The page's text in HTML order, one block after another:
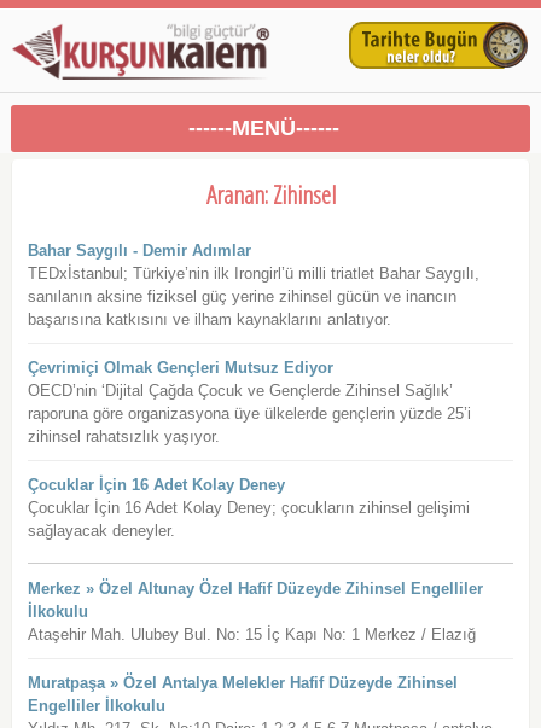
------MENÜ------
Aranan: Zihinsel
Bahar Saygılı - Demir Adımlar
TEDxİstanbul; Türkiye’nin ilk Irongirl’ü milli triatlet Bahar Saygılı,
sanılanın aksine fiziksel güç yerine zihinsel gücün ve inancın
başarısına katkısını ve ilham kaynaklarını anlatıyor.
Çevrimiçi Olmak Gençleri Mutsuz Ediyor
OECD’nin ‘Dijital Çağda Çocuk ve Gençlerde Zihinsel Sağlık’
raporuna göre organizasyona üye ülkelerde gençlerin yüzde 25’i
zihinsel rahatsızlık yaşıyor.
Çocuklar İçin 16 Adet Kolay Deney
Çocuklar İçin 16 Adet Kolay Deney; çocukların zihinsel gelişimi
sağlayacak deneyler.
Merkez » Özel Altunay Özel Hafif Düzeyde Zihinsel Engelliler
İlkokulu
Ataşehir Mah. Ulubey Bul. No: 15 İç Kapı No: 1 Merkez / Elazığ
Muratpaşa » Özel Antalya Melekler Hafif Düzeyde Zihinsel
Engelliler İlkokulu